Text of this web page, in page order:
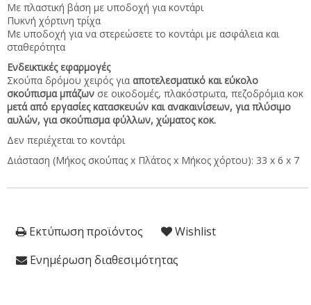
Με πλαστική βάση με υποδοχή για κοντάρι
Πυκνή χόρτινη τρίχα
Με υποδοχή για να στερεώσετε το κοντάρι με ασφάλεια και
σταθερότητα
Ενδεικτικές εφαρμογές
Σκούπα δρόμου χειρός για αποτελεσματικό και εύκολο
σκούπισμα μπάζων σε οικοδομές, πλακόστρωτα, πεζοδρόμια κοκ
μετά από εργασίες κατασκευών και ανακαινίσεων, για πλύσιμο
αυλών, για σκούπισμα φύλλων, χώματος κοκ.
Δεν περιέχεται το κοντάρι
Διάσταση (Μήκος σκούπας x Πλάτος x Μήκος χόρτου): 33 x 6 x 7
Εκτύπωση προϊόντος
Wishlist
Ενημέρωση διαθεσιμότητας